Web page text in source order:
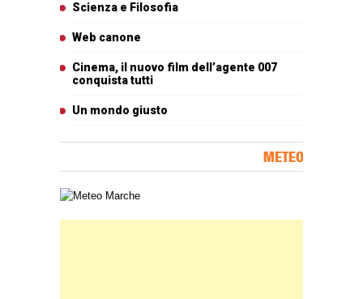
Scienza e Filosofia
Web canone
Cinema, il nuovo film dell’agente 007
conquista tutti
Un mondo giusto
METEO
Carta meteorologica delle Marche